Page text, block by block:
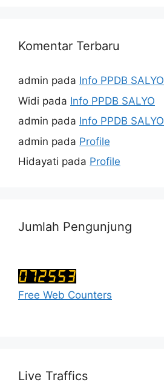
Komentar Terbaru
admin pada Info PPDB SALYO
Widi pada Info PPDB SALYO
admin pada Info PPDB SALYO
admin pada Profile
Hidayati pada Profile
Jumlah Pengunjung
Free Web Counters
Live Traffics